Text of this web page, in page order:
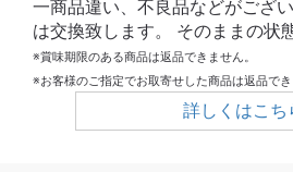
一商品違い、不良品などがござ
は交換致します。 そのままの状
※賞味期限のある商品は返品できません。
※お客様のご指定でお取寄せした商品は返品でき
詳しくはこち